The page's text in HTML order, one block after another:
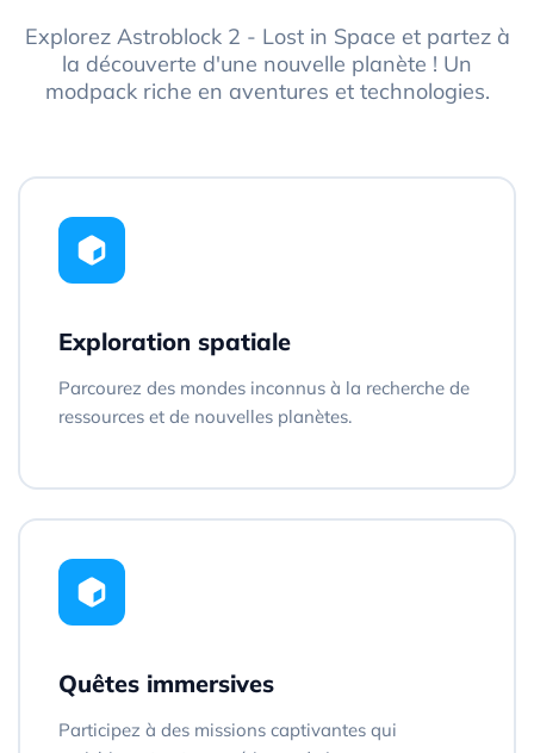
Explorez Astroblock 2 - Lost in Space et partez à
la découverte d'une nouvelle planète ! Un
modpack riche en aventures et technologies.
Exploration spatiale
Parcourez des mondes inconnus à la recherche de
ressources et de nouvelles planètes.
Quêtes immersives
Participez à des missions captivantes qui